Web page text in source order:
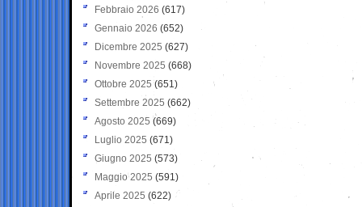
Febbraio 2026 (617)
Gennaio 2026 (652)
Dicembre 2025 (627)
Novembre 2025 (668)
Ottobre 2025 (651)
Settembre 2025 (662)
Agosto 2025 (669)
Luglio 2025 (671)
Giugno 2025 (573)
Maggio 2025 (591)
Aprile 2025 (622)